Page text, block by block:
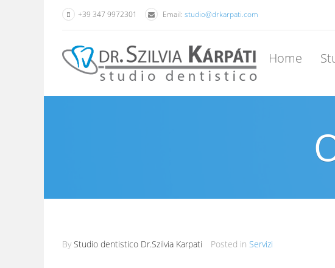
+39 347 9972301 Email: studio@drkarpati.com
Home
By Studio dentistico Dr.Szilvia Karpati Posted in Servizi